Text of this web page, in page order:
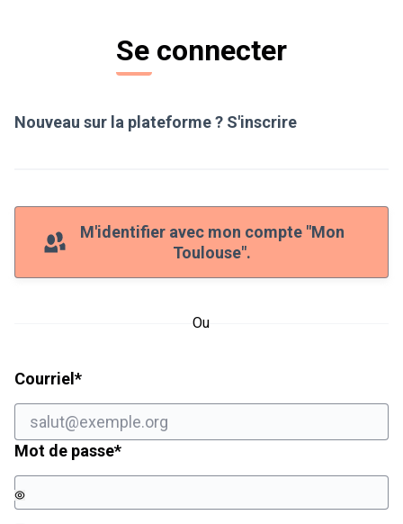
Se connecter
Nouveau sur la plateforme ? S'inscrire
M'identifier avec mon compte "Mon
Toulouse".
Ou
Courriel *Champ obligatoire
Mot de passe*Champ obligatoire